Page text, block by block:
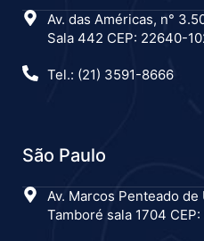
Av. das Américas, n°
Sala 442 CEP: 22640-
Tel.: (21) 3591-8666
São Paulo
Av. Marcos Penteado de
Tamboré sala 1704